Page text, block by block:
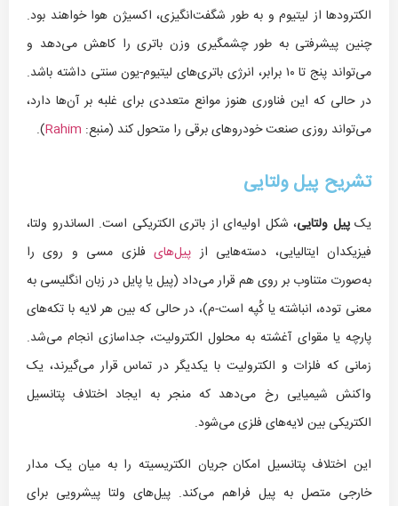
الکترودها از لیتیوم و به طور شگفت‌انگیزی، اکسیژن هوا خواهند بود.
چنین پیشرفتی به طور چشمگیری وزن باتری را کاهش می‌دهد و
می‌تواند پنج تا ۱۰ برابر، انرژی باتری‌های لیتیوم-یون سنتی داشته باشد.
در حالی که این فناوری هنوز موانع متعددی برای غلبه بر آن‌ها دارد،
می‌تواند روزی صنعت خودروهای برقی را متحول کند (منبع: Rahim
).
تشریح پیل ولتایی
یکپیل ولتایی، شکل اولیه‌ای از باتری الکتریکی است. الساندرو ولتا،
فیزیکدان ایتالیایی، دسته‌هایی از پیل‌هایفلزی مسی و روی را
به‌صورت متناوب بر روی هم قرار می‌داد (پیل یا پایل در زبان انگلیسی به
معنی توده، انباشته یا کُپه است-م)، در حالی که بین هر لایه با تکه‌های
پارچه یا مقوای آغشته به محلول الکترولیت، جداسازی انجام می‌شد.
زمانی که فلزات و الکترولیت با یکدیگر در تماس قرار می‌گیرند، یک
واکنش شیمیایی رخ می‌دهد که منجر به ایجاد اختلاف پتانسیل
الکتریکی بین لایه‌های فلزی می‌شود.
این اختلاف پتانسیل امکان جریان الکتریسیته را به میان یک مدار
خارجی متصل به پیل فراهم می‌کند. پیل‌های ولتا پیشرویی برای